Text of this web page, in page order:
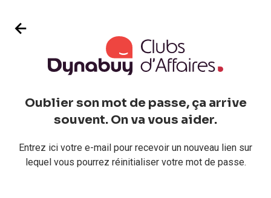
Oublier son mot de passe, ça arrive
souvent. On va vous aider.
Entrez ici votre e-mail pour recevoir un nouveau lien sur
lequel vous pourrez réinitialiser votre mot de passe.